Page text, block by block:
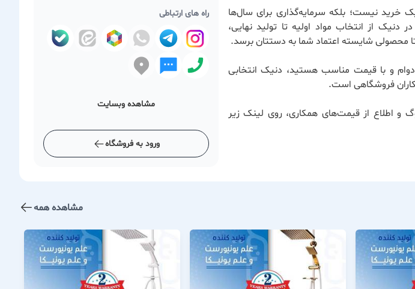
خرید نیست؛ بلکه سرمایه‌گذاری برای سال‌ها
از انتخاب مواد اولیه تا تولید نهایی،
شایسته اعتماد شما به دستتان برسد.
و با قیمت مناسب هستید، دنیک انتخابی
فروشگاهی است.
و اطلاع از قیمت‌های همکاری، روی لینک زیر
راه های ارتباطی
مشاهده وبسایت
ورود به فروشگاه
مشاهده همه